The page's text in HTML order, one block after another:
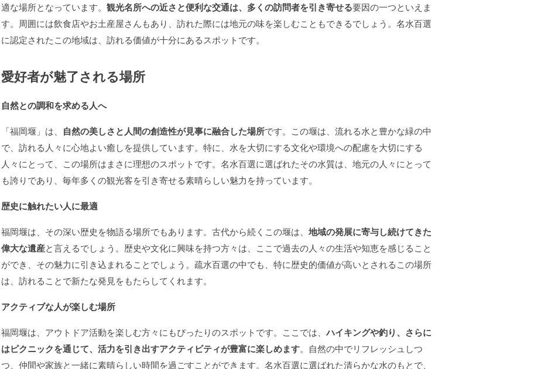
適な場所となっています。 観光名所への近さと便利な交通は、多くの訪問者を引き寄せる要因の一つといえま
す。周囲には飲食店やお土産屋さんもあり、訪れた際には地元の味を楽しむこともできるでしょう。名水百選
に認定されたこの地域は、訪れる価値が十分にあるスポットです。
愛好者が魅了される場所
自然との調和を求める人へ
「福岡堰」は、 自然の美しさと人間の創造性が見事に融合した場所です。この堰は、流れる水と豊かな緑の中
で、訪れる人々に心地よい癒しを提供しています。特に、水を大切にする文化や環境への配慮を大切にする
人々にとって、この場所はまさに理想のスポットです。名水百選に選ばれたその水質は、地元の人々にとって
も誇りであり、毎年多くの観光客を引き寄せる素晴らしい魅力を持っています。
歴史に触れたい人に最適
福岡堰は、その深い歴史を物語る場所でもあります。古代から続くこの堰は、 地域の発展に寄与し続けてきた
偉大な遺産と言えるでしょう。歴史や文化に興味を持つ方々は、ここで過去の人々の生活や知恵を感じること
ができ、その魅力に引き込まれることでしょう。疏水百選の中でも、特に歴史的価値が高いとされるこの場所
は、訪れることで新たな発見をもたらしてくれます。
アクティブな人が楽しむ場所
福岡堰は、アウトドア活動を楽しむ方々にもぴったりのスポットです。ここでは、ハイキングや釣り、さらに
はピクニックを通じて、活力を引き出すアクティビティが豊富に楽しめます。自然の中でリフレッシュしつ
つ、仲間や家族と一緒に素晴らしい時間を過ごすことができます。名水百選に選ばれた清らかな水のもとで、